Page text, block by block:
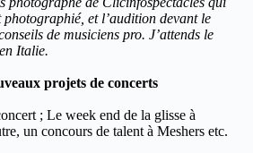
photographié, et l’audition devant le
de musiciens pro. J’attends le
Italie.
projets de concerts
; Le week end de la glisse à
un concours de talent à Meshers etc.